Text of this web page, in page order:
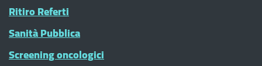
Ritiro Referti
Sanità Pubblica
Screening oncologici